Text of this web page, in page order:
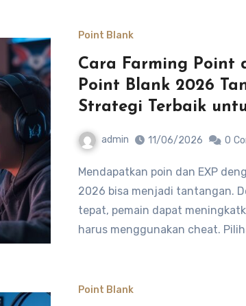
Point Blank
Cara Farming Point
Point Blank 2026
Strategi Terbaik
admin 11/06/2026 0
Mendapatkan poin dan EXP dengan cepat di Point Blank
2026 bisa menjadi tantangan.
tepat, pemain dapat
harus menggunakan cheat.
Point Blank